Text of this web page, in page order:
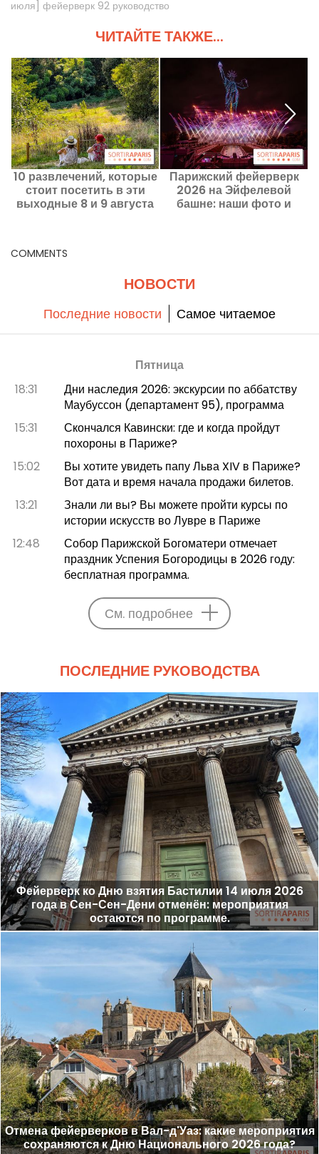
июля] фейерверк 92 руководство
ЧИТАЙТЕ ТАКЖЕ...
10 развлечений, которые
стоит посетить в эти
выходные 8 и 9 августа
Парижский фейерверк
2026 на Эйфелевой
башне: наши фото и
COMMENTS
НОВОСТИ
Последние новости Самое читаемое
Пятница
18:31
Дни наследия 2026: экскурсии по аббатству
Маубуссон (департамент 95), программа
15:31
Скончался Кавински: где и когда пройдут
похороны в Париже?
15:02
Вы хотите увидеть папу Льва XIV в Париже?
Вот дата и время начала продажи билетов.
13:21
Знали ли вы? Вы можете пройти курсы по
истории искусств во Лувре в Париже
12:48
Собор Парижской Богоматери отмечает
праздник Успения Богородицы в 2026 году:
бесплатная программа.
См. подробнее
ПОСЛЕДНИЕ РУКОВОДСТВА
Фейерверк ко Дню взятия Бастилии 14 июля 2026
года в Сен-Сен-Дени отменён: мероприятия
остаются по программе.
Отмена фейерверков в Вал-д'Уаз: какие мероприятия
сохраняются к Дню Национального 2026 года?